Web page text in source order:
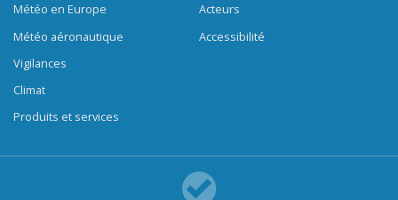
Météo en Europe
Météo aéronautique
Vigilances
Climat
Produits et services
Acteurs
Accessibilité